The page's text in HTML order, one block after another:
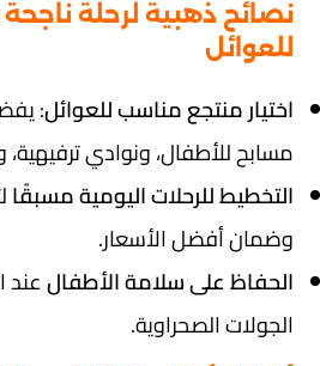
نصائح ذهبية لرحلة
للعوائل
اختيار منتجع مناسب للعوائل:
مسابح للأطفال، ونوادي
التخطيط للرحلات اليومية مسبقًا
وضمان أفضل الأسعار.
الحفاظ على سلامة الأطفالعند
الجولات الصحراوية.